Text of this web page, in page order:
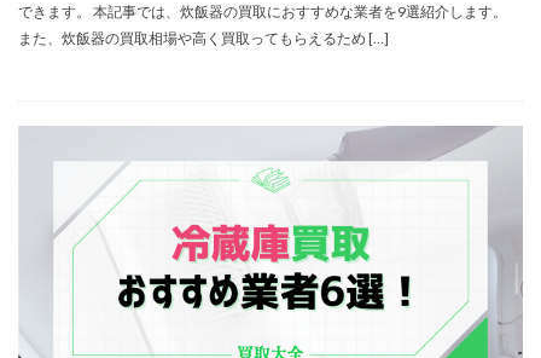
できます。 本記事では、炊飯器の買取におすすめな業者を9選紹介します。
また、炊飯器の買取相場や高く買取ってもらえるため […]